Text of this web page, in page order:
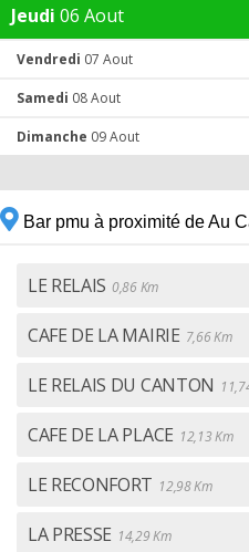
Jeudi 06 Aout
Vendredi 07 Aout
Samedi 08 Aout
Dimanche 09 Aout
Bar pmu à proximité de Au
LE RELAIS 0,86 Km
CAFE DE LA MAIRIE 7,66 Km
LE RELAIS DU CANTON
CAFE DE LA PLACE 12,13 Km
LE RECONFORT 12,98 Km
LA PRESSE 14,29 Km